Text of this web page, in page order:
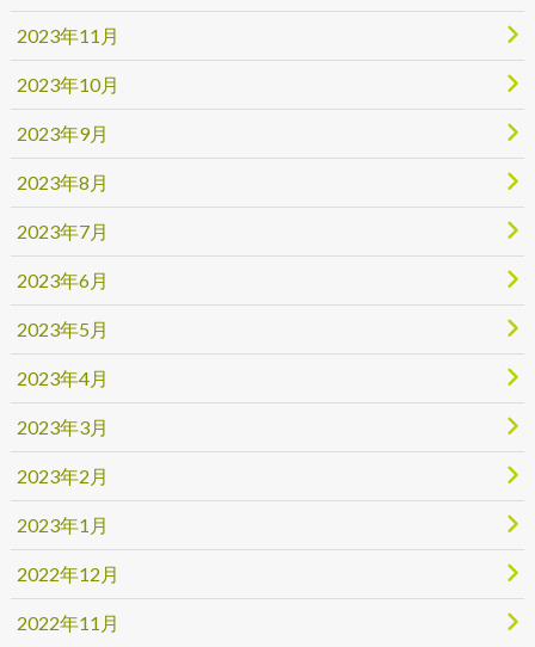
2023年11月
2023年10月
2023年9月
2023年8月
2023年7月
2023年6月
2023年5月
2023年4月
2023年3月
2023年2月
2023年1月
2022年12月
2022年11月